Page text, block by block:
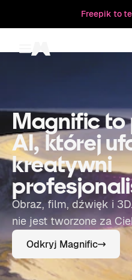
Freepik to
Toggle menu
Magnific
Magnific
AI, której
kreatywni
Obraz, film, dźwięk i
nie jest tworzone za
Odkryj Magnific